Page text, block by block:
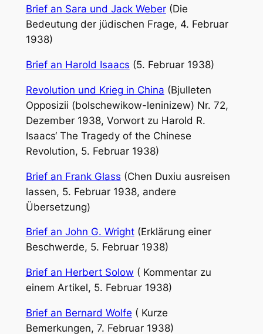
Brief an Sara und Jack Weber(Die
Bedeutung der jüdischen Frage, 4. Februar
1938)
Brief an Harold Isaacs (5. Februar 1938)
Revolution und Krieg in China (Bjulleten
Opposizii (bolschewikow-leninizew) Nr. 72,
Dezember 1938, Vorwort zu Harold R.
Isaacs‘ The Tragedy of the Chinese
Revolution, 5. Februar 1938)
Brief an Frank Glass (Chen Duxiu ausreisen
lassen, 5. Februar 1938, andere
Übersetzung)
Brief an John G. Wright(Erklärung einer
Beschwerde, 5. Februar 1938)
Brief an Herbert Solow ( Kommentar zu
einem Artikel, 5. Februar 1938)
Brief an Bernard Wolfe ( Kurze
Bemerkungen, 7. Februar 1938)